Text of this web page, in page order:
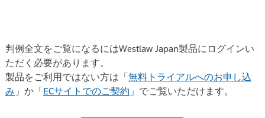
判例全文をご覧になるにはWestlaw Japan製品にログインい
ただく必要があります。
製品をご利用ではない方は「 無料トライアルへのお申し込
み 」か「 ECサイトでのご契約 」でご覧いただけます。